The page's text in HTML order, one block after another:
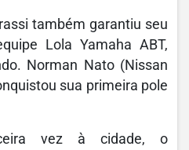
também garantiu seu
Lola Yamaha ABT,
Norman Nato (Nissan
sua primeira pole
vez à cidade, o